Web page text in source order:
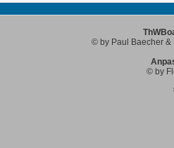
© by Paul Baecher &
© by